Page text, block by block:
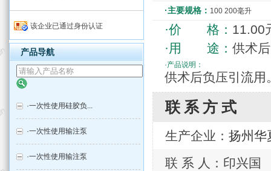
·主要规格： 100 200毫升
·价 格： 11.00
·用 途： 供术
·产品说明：
供术后负压引流用
联系方式
生产企业： 扬州华
联 系 人：印兴国
该企业已通过身份认证
产品导航
·一次性使用硅胶负...
·一次性使用输注泵
·一次性使用输注泵